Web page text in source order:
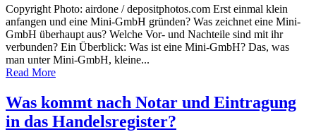
Copyright Photo: airdone / depositphotos.com Erst einmal klein
anfangen und eine Mini-GmbH gründen? Was zeichnet eine Mini-
GmbH überhaupt aus? Welche Vor- und Nachteile sind mit ihr
verbunden? Ein Überblick: Was ist eine Mini-GmbH? Das, was
man unter Mini-GmbH, kleine...
Read More
Was kommt nach Notar und Eintragung
in das Handelsregister?